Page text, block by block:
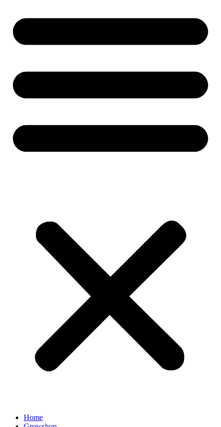
Home